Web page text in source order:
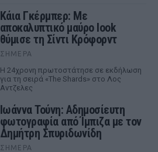
Κάια Γκέρμπερ: Με
αποκαλυπτικό μαύρο look
θύμισε τη Σίντι Κρόφορντ
ΣΉΜΕΡΑ
Η 24χρονη πρωτοστάτησε σε εκδήλωση
για τη σειρά «The Shards» στο Λος
Αντζελες
Ιωάννα Τούνη: Αδημοσίευτη
φωτογραφία από Ίμπιζα με τον
Δημήτρη Σπυριδωνίδη
ΣΉΜΕΡΑ